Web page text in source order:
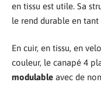
en tissu est utile. Sa
le rend durable en tant
En cuir, en tissu, en
couleur, le canapé 4
modulable avec de